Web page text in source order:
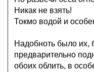
Никак не взять!
Токмо водой и
Надобноть было их,
предварительно
обоих облить, в